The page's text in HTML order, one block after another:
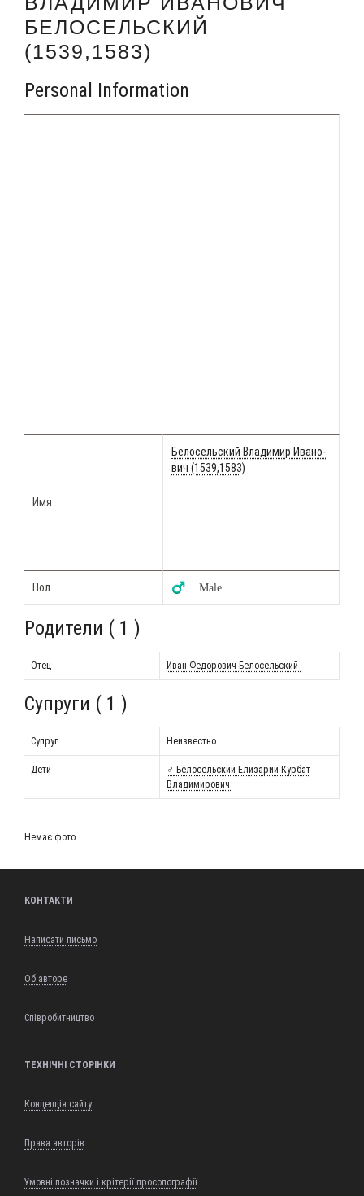
БЕЛОСЕЛЬСКИЙ
(1539,1583)
Personal Information
Имя
Бело­сель­ский Вла­ди­мир Ива­но­
вич (1539,1583)
Пол ♂️ Male
Родители ( 1 )
Отец Иван Федо­ро­вич Белосельский
Супруги ( 1 )
Супруг Неизвестно
Дети ♂️ Бело­сель­ский Ели­за­рий Кур­бат
Владимирович
Немає фото
КОНТАКТИ
Написати письмо
Об авторе
Співробитництво
ТЕХНІЧНІ СТОРІНКИ
Концепція сайту
Права авторів
Умовні позначки і крітерії просопографії